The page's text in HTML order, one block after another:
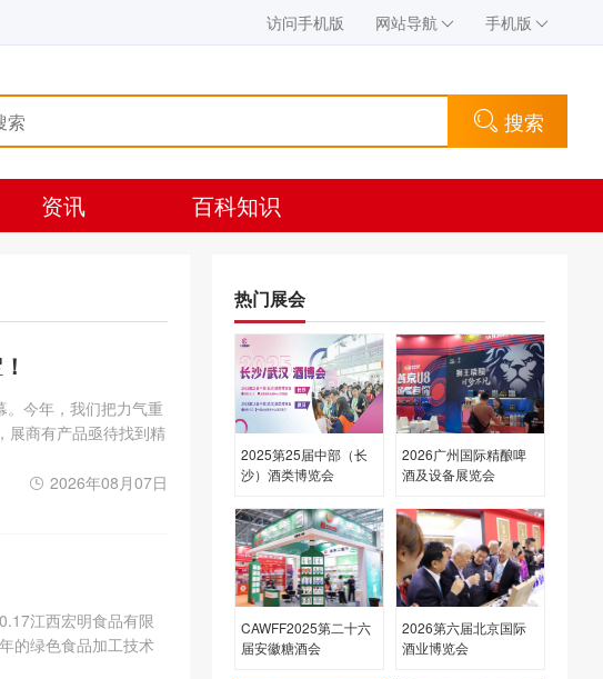
访问手机版 网站导航 手机版
搜索
资讯 百科知识
。今年，我们把力气重
展商有产品亟待找到精
2026年08月07日
江西宏明食品有限
的绿色食品加工技术
热门展会
2025第25届中部（长
沙）酒类博览会
2026广州国际精酿啤
酒及设备展览会
CAWFF2025第二十六
届安徽糖酒会
2026第六届北京国际
酒业博览会